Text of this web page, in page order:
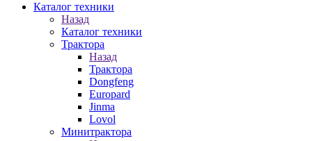
Каталог техники
Назад
Каталог техники
Трактора
Назад
Трактора
Dongfeng
Europard
Jinma
Lovol
Минитрактора